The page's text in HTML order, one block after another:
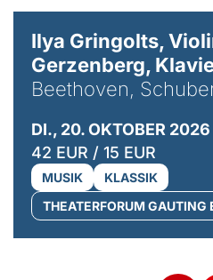
Ilya Gringolts,
Gerzenberg,
Beethoven,
DI., 20. OKTOBER 2026
42 EUR / 15 EUR
MUSIK
KLASSIK
THEATERFORUM GAUTING